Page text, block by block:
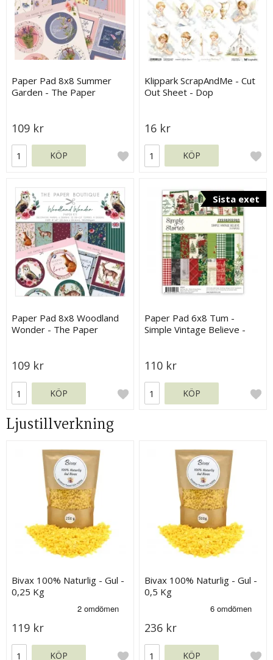
Paper Pad 8x8 Summer
Garden - The Paper
109 kr
KÖP
Klippark ScrapAndMe - Cut
Out Sheet - Dop
16 kr
KÖP
Paper Pad 8x8 Woodland
Wonder - The Paper
109 kr
KÖP
Sista exet
Paper Pad 6x8 Tum -
Simple Vintage Believe -
110 kr
KÖP
Ljustillverkning
Bivax 100% Naturlig - Gul -
0,25 Kg
119 kr
KÖP
Bivax 100% Naturlig - Gul -
0,5 Kg
236 kr
KÖP